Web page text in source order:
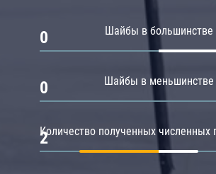
Шайбы в большинстве
0
Шайбы в меньшинстве
0
Количество полученных численных
2